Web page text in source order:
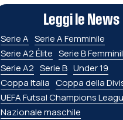
Leggi le News
Serie A Serie A Femminile
Serie A2 Élite Serie B
Serie A2 Serie B Under 19
Coppa Italia Coppa della
UEFA Futsal Champions
Nazionale maschile